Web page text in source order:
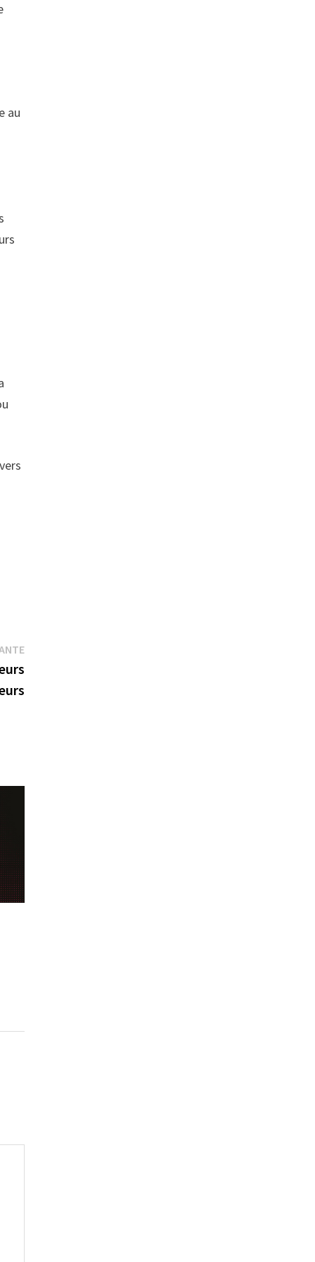
au
Publication
suivante :